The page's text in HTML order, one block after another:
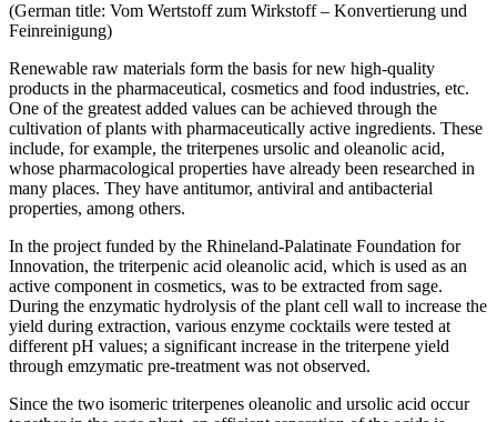
(German title: Vom Wertstoff zum Wirkstoff – Konvertierung und
Feinreinigung)
Renewable raw materials form the basis for new high-quality
products in the pharmaceutical, cosmetics and food industries, etc.
One of the greatest added values can be achieved through the
cultivation of plants with pharmaceutically active ingredients. These
include, for example, the triterpenes ursolic and oleanolic acid,
whose pharmacological properties have already been researched in
many places. They have antitumor, antiviral and antibacterial
properties, among others.
In the project funded by the Rhineland-Palatinate Foundation for
Innovation, the triterpenic acid oleanolic acid, which is used as an
active component in cosmetics, was to be extracted from sage.
During the enzymatic hydrolysis of the plant cell wall to increase the
yield during extraction, various enzyme cocktails were tested at
different pH values; a significant increase in the triterpene yield
through emzymatic pre-treatment was not observed.
Since the two isomeric triterpenes oleanolic and ursolic acid occur